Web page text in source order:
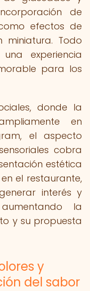
de
efectos de
miniatura. Todo
experiencia
para los
donde la
en
el aspecto
cobra
estética
el restaurante,
interés y
la
y su propuesta
y
del sabor